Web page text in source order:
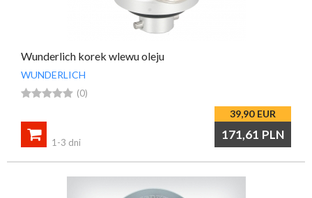
Wunderlich korek wlewu oleju
WUNDERLICH
 (0)
39,90 EUR
171,61 PLN

1-3 dni